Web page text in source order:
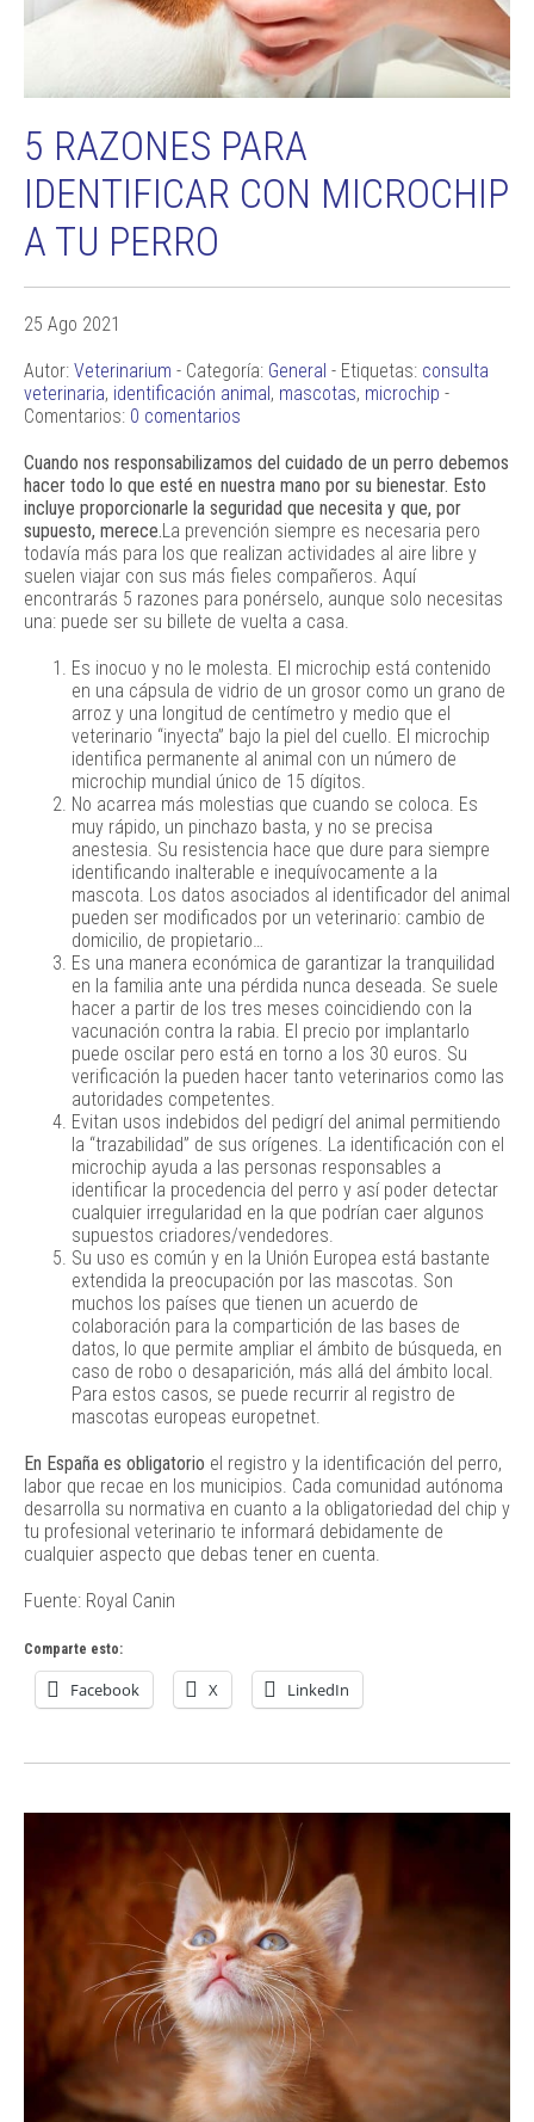
5 RAZONES PARA
IDENTIFICAR CON MICROCHIP
A TU PERRO
25 Ago 2021
Autor: Veterinarium - Categoría: General - Etiquetas: consulta
veterinaria, identificación animal, mascotas, microchip -
Comentarios: 0 comentarios
Cuando nos responsabilizamos del cuidado de un perro debemos
hacer todo lo que esté en nuestra mano por su bienestar. Esto
incluye proporcionarle la seguridad que necesita y que, por
supuesto, merece.La prevención siempre es necesaria pero
todavía más para los que realizan actividades al aire libre y
suelen viajar con sus más fieles compañeros. Aquí
encontrarás 5 razones para ponérselo, aunque solo necesitas
una: puede ser su billete de vuelta a casa.
Es inocuo y no le molesta. El microchip está contenido
en una cápsula de vidrio de un grosor como un grano de
arroz y una longitud de centímetro y medio que el
veterinario “inyecta” bajo la piel del cuello. El microchip
identifica permanente al animal con un número de
microchip mundial único de 15 dígitos.
No acarrea más molestias que cuando se coloca. Es
muy rápido, un pinchazo basta, y no se precisa
anestesia. Su resistencia hace que dure para siempre
identificando inalterable e inequívocamente a la
mascota. Los datos asociados al identificador del animal
pueden ser modificados por un veterinario: cambio de
domicilio, de propietario…
Es una manera económica de garantizar la tranquilidad
en la familia ante una pérdida nunca deseada. Se suele
hacer a partir de los tres meses coincidiendo con la
vacunación contra la rabia. El precio por implantarlo
puede oscilar pero está en torno a los 30 euros. Su
verificación la pueden hacer tanto veterinarios como las
autoridades competentes.
Evitan usos indebidos del pedigrí del animal permitiendo
la “trazabilidad” de sus orígenes. La identificación con el
microchip ayuda a las personas responsables a
identificar la procedencia del perro y así poder detectar
cualquier irregularidad en la que podrían caer algunos
supuestos criadores/vendedores.
Su uso es común y en la Unión Europea está bastante
extendida la preocupación por las mascotas. Son
muchos los países que tienen un acuerdo de
colaboración para la compartición de las bases de
datos, lo que permite ampliar el ámbito de búsqueda, en
caso de robo o desaparición, más allá del ámbito local.
Para estos casos, se puede recurrir al registro de
mascotas europeas europetnet.
En España es obligatorio el registro y la identificación del perro,
labor que recae en los municipios. Cada comunidad autónoma
desarrolla su normativa en cuanto a la obligatoriedad del chip y
tu profesional veterinario te informará debidamente de
cualquier aspecto que debas tener en cuenta.
Fuente: Royal Canin
Comparte esto:
Facebook X LinkedIn